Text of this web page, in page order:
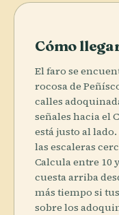
Cómo
El faro se
rocosa de
calles
señales hacia el
está justo al
las escaleras
Calcula entre 10
cuesta arriba
más tiempo si
sobre los